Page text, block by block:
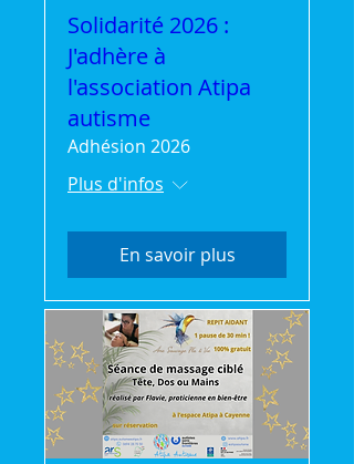
Solidarité 2026 :
J'adhère à
l'association Atipa
autisme
Adhésion 2026
Plus d'infos
En savoir plus